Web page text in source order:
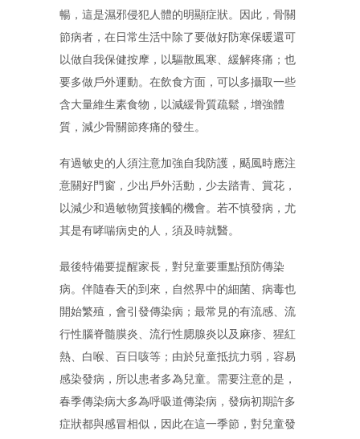
暢，這是濕邪侵犯人體的明顯症狀。因此，骨關
節病者，在日常生活中除了要做好防寒保暖還可
以做自我保健按摩，以驅散風寒、緩解疼痛；也
要多做戶外運動。在飲食方面，可以多攝取一些
含大量維生素食物，以減緩骨質疏鬆，增強體
質，減少骨關節疼痛的發生。
有過敏史的人須注意加強自我防護，颳風時應注
意關好門窗，少出戶外活動，少去踏青、賞花，
以減少和過敏物質接觸的機會。若不慎發病，尤
其是有哮喘病史的人，須及時就醫。
最後特備要提醒家長，對兒童要重點預防傳染
病。伴隨春天的到來，自然界中的細菌、病毒也
開始繁殖，會引發傳染病；最常見的有流感、流
行性腦脊髓膜炎、流行性腮腺炎以及麻疹、猩紅
熱、白喉、百日咳等；由於兒童抵抗力弱，容易
感染發病，所以患者多為兒童。需要注意的是，
春季傳染病大多為呼吸道傳染病，發病初期許多
症狀都與感冒相似，因此在這一季節，對兒童發